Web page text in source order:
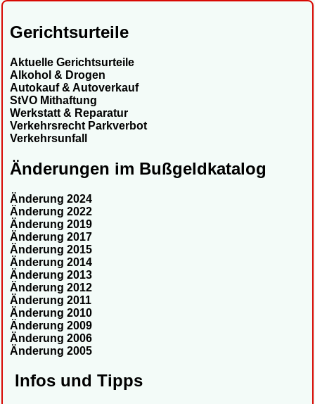
Gerichtsurteile
Aktuelle Gerichtsurteile
Alkohol & Drogen
Autokauf & Autoverkauf
StVO Mithaftung
Werkstatt & Reparatur
Verkehrsrecht Parkverbot
Verkehrsunfall
Änderungen im Bußgeldkatalog
Änderung 2024
Änderung 2022
Änderung 2019
Änderung 2017
Änderung 2015
Änderung 2014
Änderung 2013
Änderung 2012
Änderung 2011
Änderung 2010
Änderung 2009
Änderung 2006
Änderung 2005
Infos und Tipps